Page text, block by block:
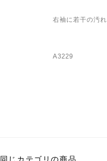
右袖に若干の汚れ
A3229